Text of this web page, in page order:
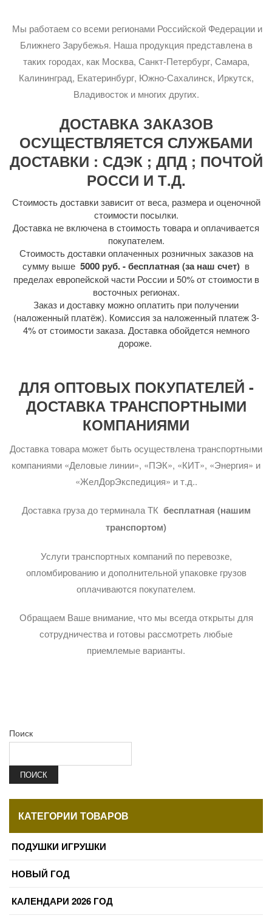
Мы работаем со всеми регионами Российской Федерации и
Ближнего Зарубежья. Наша продукция представлена в
таких городах, как Москва, Санкт-Петербург, Самара,
Калининград, Екатеринбург, Южно-Сахалинск, Иркутск,
Владивосток и многих других.
ДОСТАВКА ЗАКАЗОВ
ОСУЩЕСТВЛЯЕТСЯ СЛУЖБАМИ
ДОСТАВКИ : СДЭК ; ДПД ; ПОЧТОЙ
РОССИ И Т.Д.
Стоимость доставки зависит от веса, размера и оценочной
стоимости посылки.
Доставка не включена в стоимость товара и оплачивается
покупателем.
Стоимость доставки оплаченных розничных заказов на
сумму выше 5000 руб. - бесплатная (за наш счет) в
пределах европейской части России и 50% от стоимости в
восточных регионах.
Заказ и доставку можно оплатить при получении
(наложенный платёж). Комиссия за наложенный платеж 3-
4% от стоимости заказа. Доставка обойдется немного
дороже.
ДЛЯ ОПТОВЫХ ПОКУПАТЕЛЕЙ -
ДОСТАВКА ТРАНСПОРТНЫМИ
КОМПАНИЯМИ
Доставка товара может быть осуществлена транспортными
компаниями «Деловые линии», «ПЭК», «КИТ», «Энергия» и
«ЖелДорЭкспедиция» и т.д..
Доставка груза до терминала ТК бесплатная (нашим
транспортом)
Услуги транспортных компаний по перевозке,
опломбированию и дополнительной упаковке грузов
оплачиваются покупателем.
Обращаем Ваше внимание, что мы всегда открыты для
сотрудничества и готовы рассмотреть любые
приемлемые варианты.
Поиск
ПОИСК
КАТЕГОРИИ ТОВАРОВ
ПОДУШКИ ИГРУШКИ
НОВЫЙ ГОД
КАЛЕНДАРИ 2026 ГОД